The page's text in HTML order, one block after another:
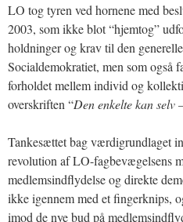
LO tog tyren ved hornene med
2003, som ikke blot “hjemtog”
holdninger og krav til den
Socialdemokratiet, men som også
forholdet mellem individ og
overskriften “Den enkelte kan selv
Tankesættet bag værdigrundlaget
revolution af LO-fagbevægelsens
medlemsindflydelse og direkte
ikke igennem med et fingerknips,
imod de nye bud på